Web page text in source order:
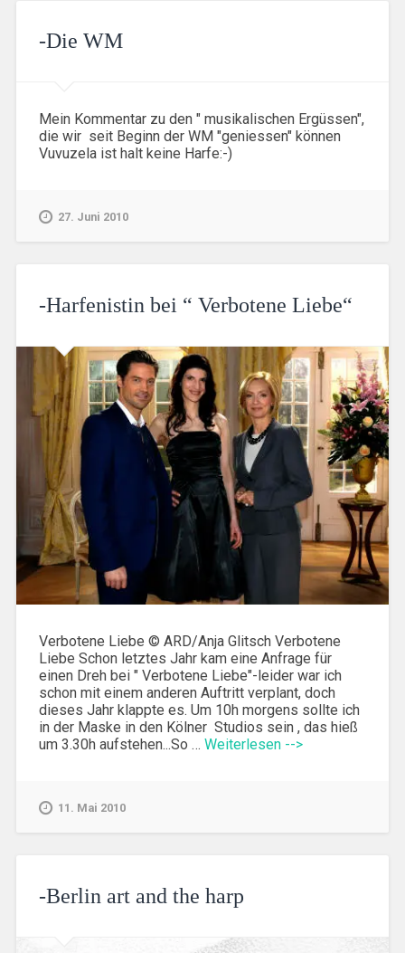
-Die WM
Mein Kommentar zu den " musikalischen Ergüssen",
die wir seit Beginn der WM "geniessen" können
Vuvuzela ist halt keine Harfe:-)
27. Juni 2010
-Harfenistin bei “ Verbotene Liebe“
Verbotene Liebe © ARD/Anja Glitsch Verbotene
Liebe Schon letztes Jahr kam eine Anfrage für
einen Dreh bei " Verbotene Liebe"-leider war ich
schon mit einem anderen Auftritt verplant, doch
dieses Jahr klappte es. Um 10h morgens sollte ich
in der Maske in den Kölner Studios sein , das hieß
um 3.30h aufstehen...So … Weiterlesen -->
11. Mai 2010
-Berlin art and the harp